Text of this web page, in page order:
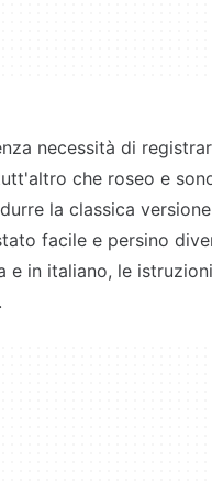
necessità di
che roseo e
la classica
facile e persino
e in italiano, le